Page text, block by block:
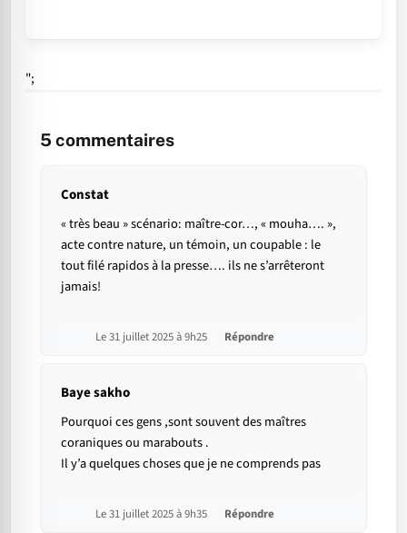
";
5 commentaires
Constat
« très beau » scénario: maître-cor…, « mouha…. »,
acte contre nature, un témoin, un coupable : le
tout filé rapidos à la presse…. ils ne s’arrêteront
jamais!
Le 31 juillet 2025 à 9h25 Répondre
Baye sakho
Pourquoi ces gens ,sont souvent des maîtres
coraniques ou marabouts .
Il y’a quelques choses que je ne comprends pas
Le 31 juillet 2025 à 9h35 Répondre